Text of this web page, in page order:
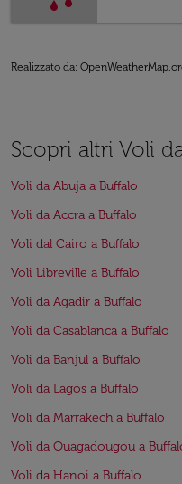
Realizzato da:
Scopri altri Voli
Voli da Abuja a Buffalo
Voli da Accra a Buffalo
Voli dal Cairo a Buffalo
Voli Libreville a Buffalo
Voli da Agadir a Buffalo
Voli da Casablanca a Buffalo
Voli da Banjul a Buffalo
Voli da Lagos a Buffalo
Voli da Marrakech a Buffalo
Voli da Ouagadougou a
Voli da Hanoi a Buffalo